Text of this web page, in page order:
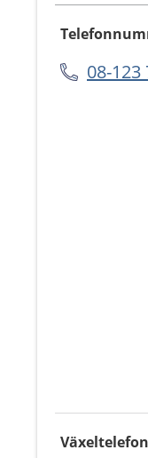
08-123
Växeltelefon